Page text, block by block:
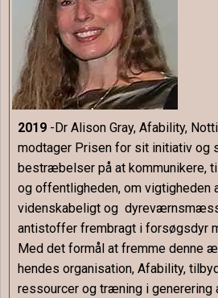
2019 -Dr Alison Gray, Afability,
modtager Prisen for sit initiativ og
bestræbelser på at kommunikere,
og offentligheden, om vigtigheden
videnskabeligt og
antistoffer frembragt i forsøgsdyr
Med det formål at fremme denne
hendes organisation, Afability,
ressourcer og træning i generering